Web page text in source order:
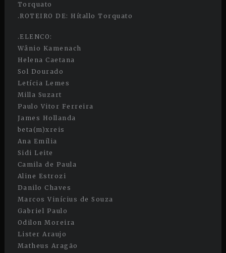
Torquato
.ROTEIRO DE: Hítallo Torquato
.ELENCO:
Wânio Kamenach
Helena Caetana
Sol Dourado
Letícia Lemes
Milla Suzart
Paulo Vitor Ferreira
James Hollanda
beta(m)xreis
Ana Emília
Sidi Leite
Camila de Paula
Aline Estrozi
Danilo Chaves
Marcos Vinícius de Souza
Gabriel Paulo
Odilon Moreira
Lister Araujo
Matheus Aragão